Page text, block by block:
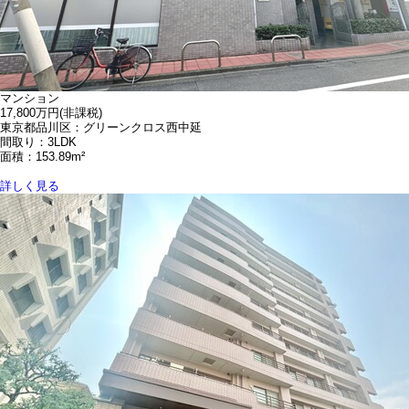
マンション
17,800万円(非課税)
東京都品川区：グリーンクロス西中延
間取り：3LDK
面積：153.89m²
詳しく見る